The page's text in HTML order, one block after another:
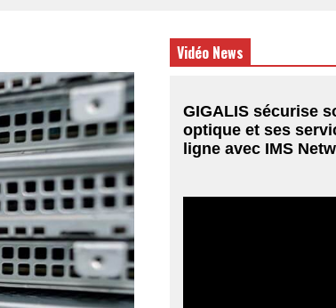
Vidéo News
GIGALIS sécurise
optique et ses
ligne avec IMS